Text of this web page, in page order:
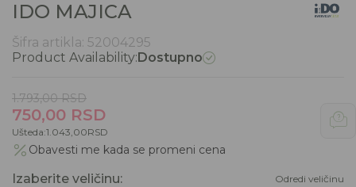
IDO MAJICA
Šifra artikla: 52004295
Product Availability:Dostupno
1.793,00 RSD
750,00 RSD
Ušteda:1.043,00RSD
Obavesti me kada se promeni cena
Izaberite veličinu: Odredi veličinu